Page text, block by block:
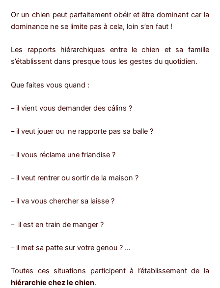
Or un chien peut parfaitement obéir et être dominant car la
dominance ne se limite pas à cela, loin s’en faut !
Les rapports hiérarchiques entre le chien et sa famille
s’établissent dans presque tous les gestes du quotidien.
Que faites vous quand :
– il vient vous demander des câlins ?
– il veut jouer ou ne rapporte pas sa balle ?
– il vous réclame une friandise ?
– il veut rentrer ou sortir de la maison ?
– il va vous chercher sa laisse ?
– il est en train de manger ?
– il met sa patte sur votre genou ? …
Toutes ces situations participent à l’établissement de la
hiérarchie chez le chien.